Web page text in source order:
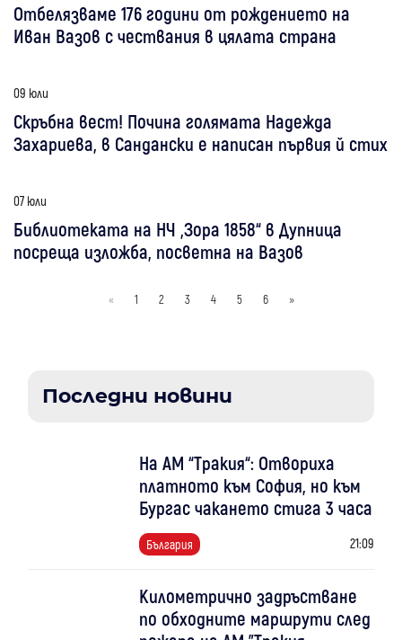
Отбелязваме 176 години от рождението на
Иван Вазов с чествания в цялата страна
09 юли
Скръбна вест! Почина голямата Надежда
Захариева, в Сандански е написан първия й стих
07 юли
Библиотеката на НЧ „Зора 1858“ в Дупница
посреща изложба, посветна на Вазов
« 1 2 3 4 5 6 »
Последни новини
На АМ “Тракия“: Отвориха
платното към София, но към
Бургас чакането стига 3 часа
България 21:09
Километрично задръстване
по обходните маршрути след